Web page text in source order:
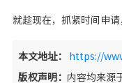
就趁现在，抓紧时间申
本文地址： https://
版权声明： 内容均来源